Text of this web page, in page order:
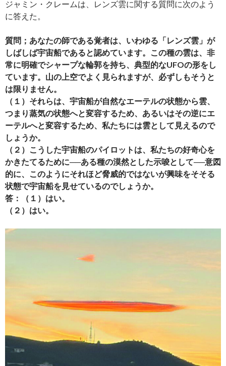
ジャミン・クレームは、レンズ雲に関する質問に次のよう
に答えた。
質問；あなたの師である覚者は、いわゆる「レンズ雲」が
しばしば宇宙船であると認めています。この種の雲は、非
常に明確でシャープな輪郭を持ち、典型的なUFOの形をし
ています。山の上空でよく見られますが、必ずしもそうと
は限りません。
（１）それらは、宇宙船が自然なエーテルの状態から雲、
つまり蒸気の状態へと変容するため、あるいはその逆にエ
ーテルへと変容するため、私たちには雲として見えるので
しょうか。
（２）こうした宇宙船のパイロットは、私たちの好奇心を
かきたてるために──ある種の漠然とした示唆として──意図
的に、このようにそれほど脅威的ではないが興味をそそる
状態で宇宙船を見せているのでしょうか。
答：（１）はい。
（２）はい。